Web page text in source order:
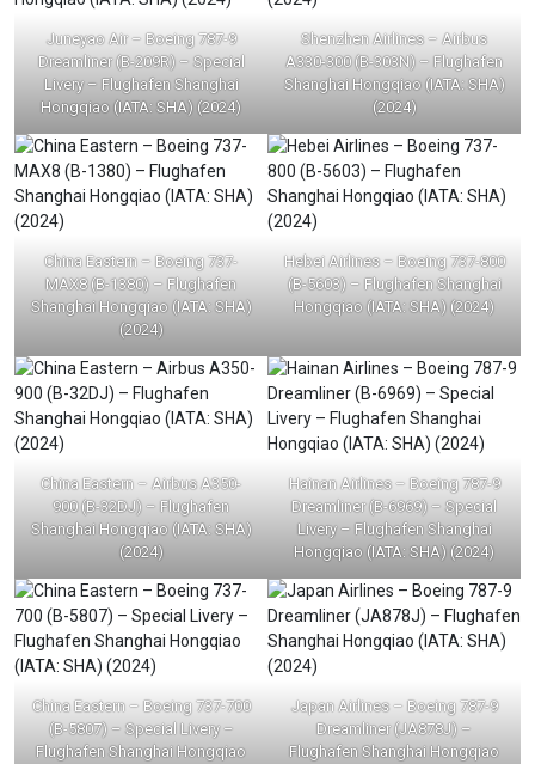
Juneyao Air – Boeing 787-9
Dreamliner (B-209R) – Special
Livery – Flughafen Shanghai
Hongqiao (IATA: SHA) (2024)
Shenzhen Airlines – Airbus
A330-300 (B-303N) – Flughafen
Shanghai Hongqiao (IATA: SHA)
(2024)
China Eastern – Boeing 737-
MAX8 (B-1380) – Flughafen
Shanghai Hongqiao (IATA: SHA)
(2024)
Hebei Airlines – Boeing 737-800
(B-5603) – Flughafen Shanghai
Hongqiao (IATA: SHA) (2024)
China Eastern – Airbus A350-
900 (B-32DJ) – Flughafen
Shanghai Hongqiao (IATA: SHA)
(2024)
Hainan Airlines – Boeing 787-9
Dreamliner (B-6969) – Special
Livery – Flughafen Shanghai
Hongqiao (IATA: SHA) (2024)
China Eastern – Boeing 737-700
(B-5807) – Special Livery –
Flughafen Shanghai Hongqiao
Japan Airlines – Boeing 787-9
Dreamliner (JA878J) –
Flughafen Shanghai Hongqiao